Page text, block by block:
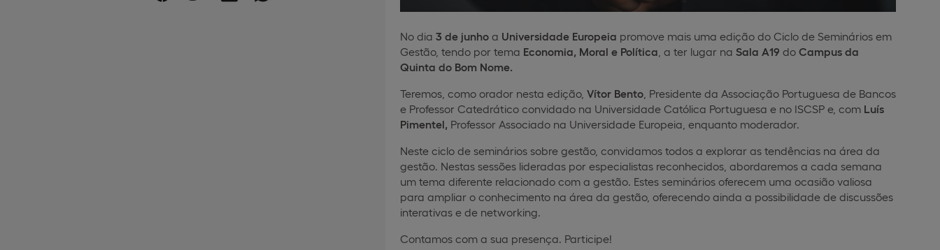
No dia 3 de junhoa Universidade Europeia promove mais uma edição do Ciclo de Seminários em
Gestão, tendo por tema Economia, Moral e Política , a ter lugar na Sala A19 do Campus da
Quinta do Bom Nome.
Teremos, como orador nesta edição, Vítor Bento, Presidente da Associação Portuguesa de Bancos
e Professor Catedrático convidado na Universidade Católica Portuguesa e no ISCSP e, com Luís
Pimentel, Professor Associado na Universidade Europeia, enquanto moderador.
Neste ciclo de seminários sobre gestão, convidamos todos a explorar as tendências na área da
gestão. Nestas sessões lideradas por especialistas reconhecidos, abordaremos a cada semana
um tema diferente relacionado com a gestão. Estes seminários oferecem uma ocasião valiosa
para ampliar o conhecimento na área da gestão, oferecendo ainda a possibilidade de discussões
interativas e de networking.
Contamos com a sua presença. Participe!